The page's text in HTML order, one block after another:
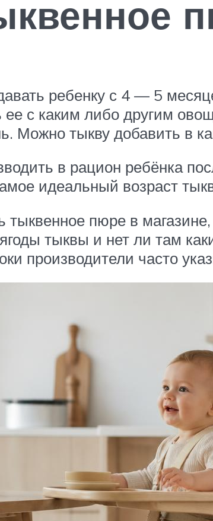
ребенку с 4 — 5
с каким либо другим
Можно тыкву добавить в
в рацион ребёнка
идеальный возраст
тыквенное пюре в
тыквы и нет ли там
производители часто